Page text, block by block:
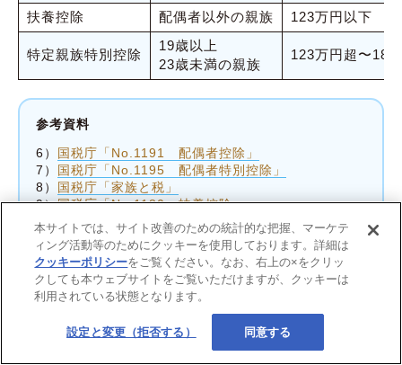
扶養控除
配偶者以外の親族 123万円以下
特定親族特別控除
19歳以上
23歳未満の親族
123万円超〜188
参考資料
6）
国税庁「No.1191 配偶者控除」
7）
国税庁「No.1195 配偶者特別控除」
8）
国税庁「家族と税」
9）国税庁「No.1180 扶養控除」
10）国税庁「令和７年度税制改正（基礎控除の見直し
等関係）Ｑ＆Ａ」
（コラム）「103万円の壁」は「160万円の壁」
本サイトでは、サイト改善のための統計的な把握、マーケテ
ィング活動等のためにクッキーを使用しております。詳細は
クッキーポリシーをご覧ください。なお、右上の×をクリッ
クしても本ウェブサイトをご覧いただけますが、クッキーは
利用されている状態となります。
設定と変更（拒否する） 同意する